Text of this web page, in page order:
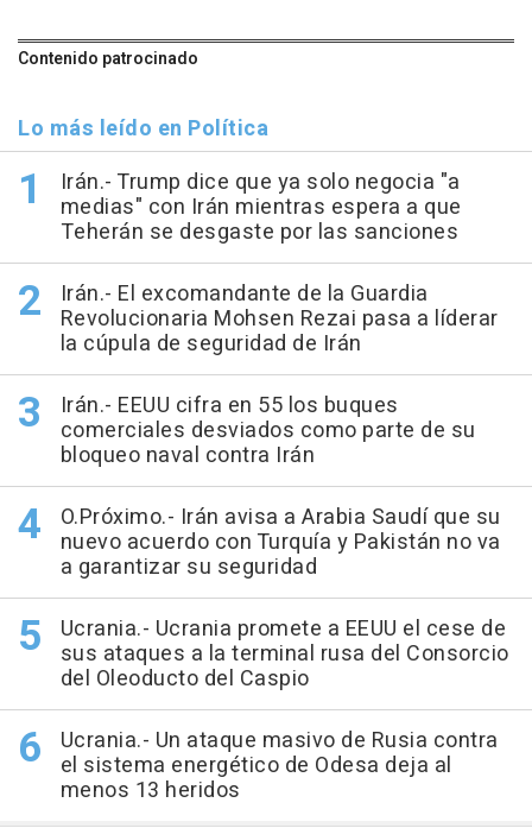
Contenido patrocinado
Lo más leído en Política
Irán.- Trump dice que ya solo negocia "a
medias" con Irán mientras espera a que
Teherán se desgaste por las sanciones
Irán.- El excomandante de la Guardia
Revolucionaria Mohsen Rezai pasa a líderar
la cúpula de seguridad de Irán
Irán.- EEUU cifra en 55 los buques
comerciales desviados como parte de su
bloqueo naval contra Irán
O.Próximo.- Irán avisa a Arabia Saudí que su
nuevo acuerdo con Turquía y Pakistán no va
a garantizar su seguridad
Ucrania.- Ucrania promete a EEUU el cese de
sus ataques a la terminal rusa del Consorcio
del Oleoducto del Caspio
Ucrania.- Un ataque masivo de Rusia contra
el sistema energético de Odesa deja al
menos 13 heridos